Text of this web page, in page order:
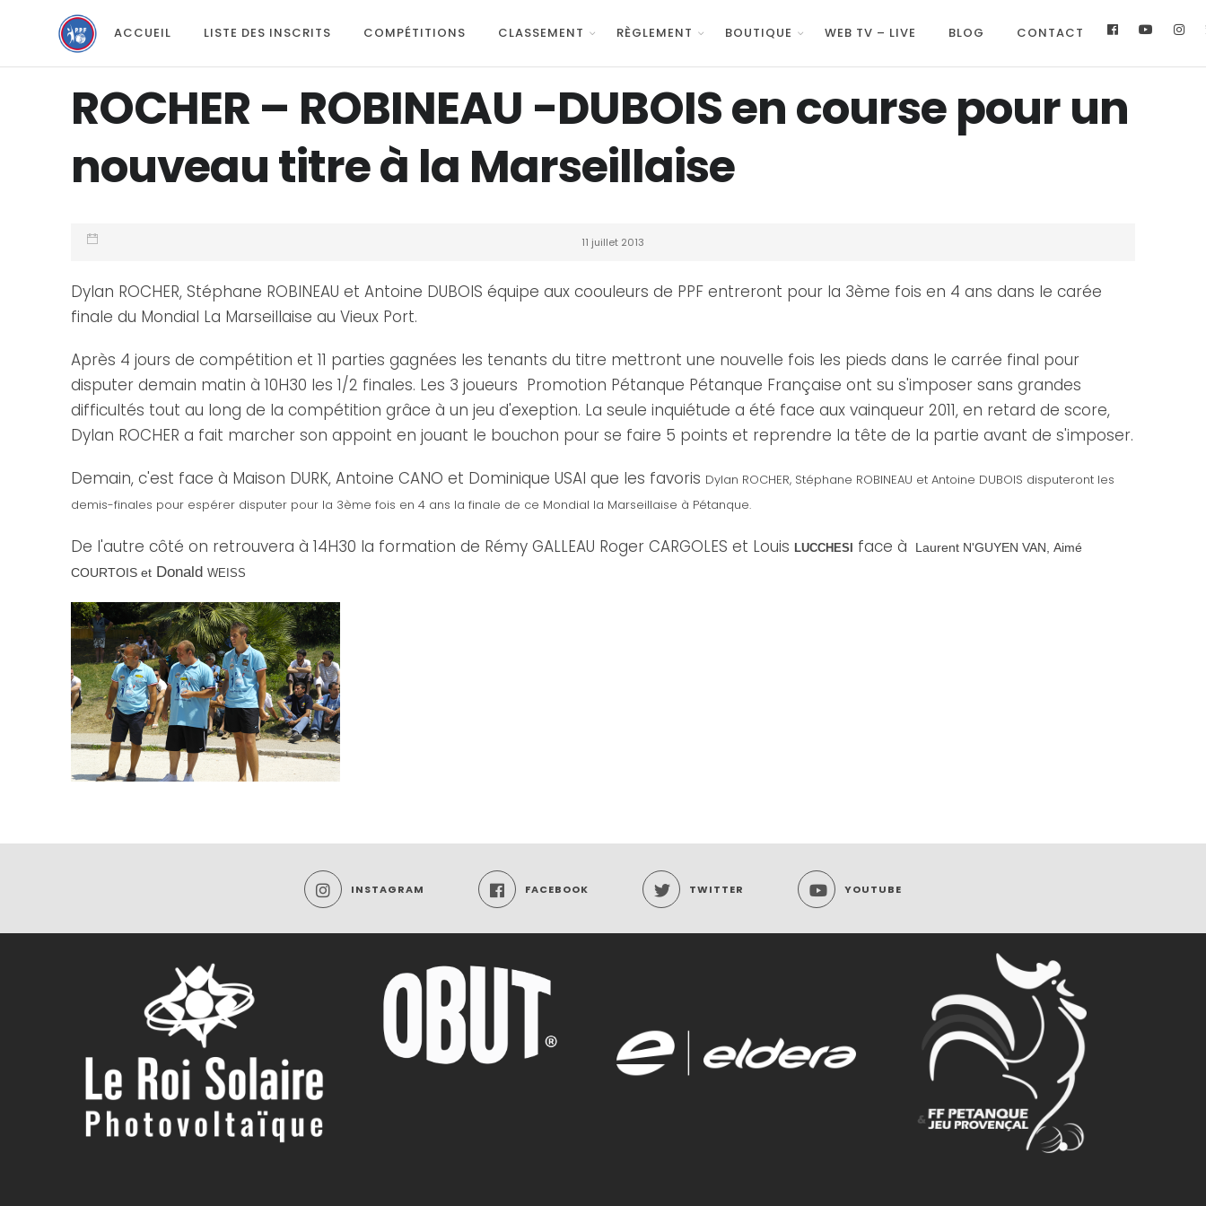
ACCUEIL LISTE DES INSCRITS COMPÉTITIONS CLASSEMENT RÈGLEMENT BOUTIQUE WEB TV – LIVE BLOG CONTACT
ROCHER – ROBINEAU -DUBOIS en course pour un
nouveau titre à la Marseillaise
11 juillet 2013
Dylan ROCHER, Stéphane ROBINEAU et Antoine DUBOIS équipe aux coouleurs de PPF entreront pour la 3ème fois en 4 ans dans le carée
finale du Mondial La Marseillaise au Vieux Port.
Après 4 jours de compétition et 11 parties gagnées les tenants du titre mettront une nouvelle fois les pieds dans le carrée final pour
disputer demain matin à 10H30 les 1/2 finales. Les 3 joueurs Promotion Pétanque Pétanque Française ont su s'imposer sans grandes
difficultés tout au long de la compétition grâce à un jeu d'exeption. La seule inquiétude a été face aux vainqueur 2011, en retard de score,
Dylan ROCHER a fait marcher son appoint en jouant le bouchon pour se faire 5 points et reprendre la tête de la partie avant de s'imposer.
Demain, c'est face à Maison DURK, Antoine CANO et Dominique USAI que les favoris Dylan ROCHER, Stéphane ROBINEAU et Antoine DUBOIS disputeront les
demis-finales pour espérer disputer pour la 3ème fois en 4 ans la finale de ce Mondial la Marseillaise à Pétanque.
De l'autre côté on retrouvera à 14H30 la formation de Rémy GALLEAU Roger CARGOLES et Louis LUCCHESI face à Laurent N'GUYEN VAN, Aimé
COURTOIS et Donald WEISS
INSTAGRAM FACEBOOK TWITTER YOUTUBE